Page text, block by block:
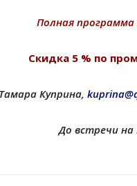
Полная программа
Скидка 5 % по
Куприна,
До встречи на